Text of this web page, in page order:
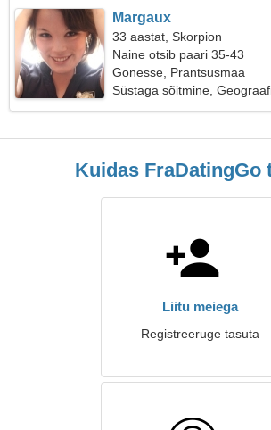
Margaux
33 aastat, Skorpion
Naine otsib paari 35-43
Gonesse, Prantsusmaa
Süstaga sõitmine,
Kuidas FraDatingGo
Liitu meiega
Registreeruge tasuta